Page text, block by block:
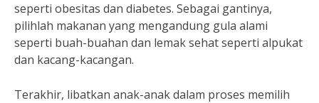
seperti obesitas dan diabetes. Sebagai gantinya,
pilihlah makanan yang mengandung gula alami
seperti buah-buahan dan lemak sehat seperti alpukat
dan kacang-kacangan.
Terakhir, libatkan anak-anak dalam proses memilih